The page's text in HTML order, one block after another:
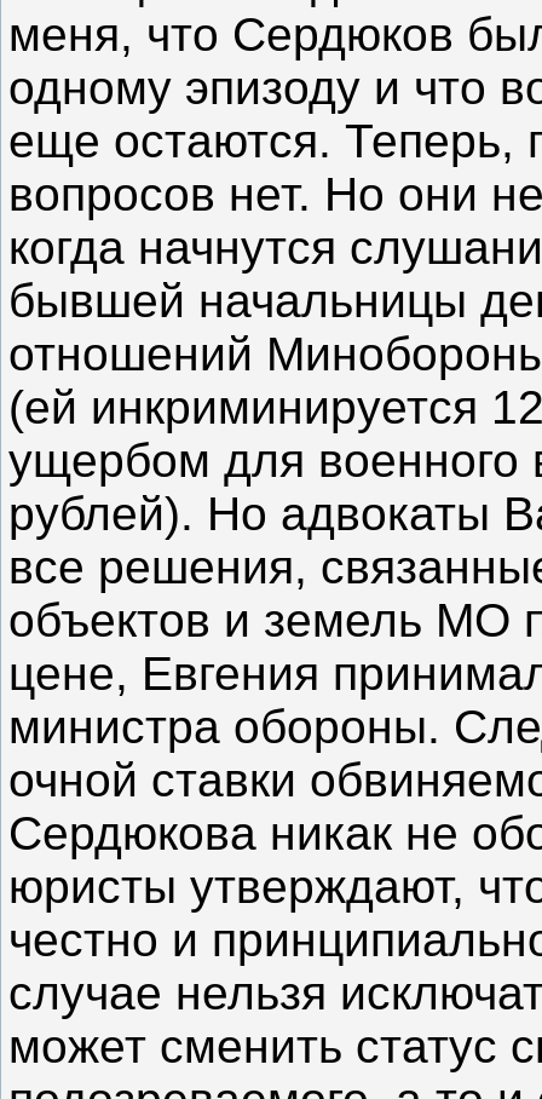
меня, что Сердюков
одному эпизоду и что
еще остаются.
вопросов нет. Но они
когда начнутся
бывшей начальницы
отношений
(ей инкриминируется
ущербом для военного
рублей). Но адвокаты
все решения,
объектов и земель МО
цене, Евгения
министра обороны.
очной ставки
Сердюкова никак не
юристы утверждают,
честно и
случае нельзя
может сменить статус